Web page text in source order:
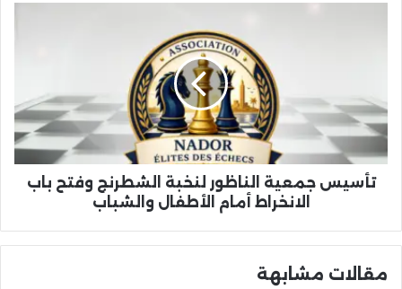
وفتح
باب
الانخراط
أمام
الأطفال
تأسيس جمعية الناظور لنخبة الشطرنج وفتح باب
الانخراط أمام الأطفال والشباب
مقالات مشابهة